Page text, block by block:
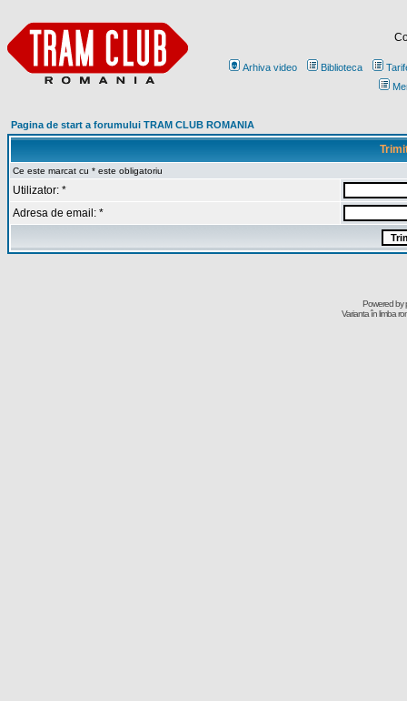
Arhiva video Biblioteca
Pagina de start a forumului TRAM CLUB ROMANIA
Ce este marcat cu * este obligatoriu
Utilizator: *
Adresa de email: *
Powered by
Varianta în limba